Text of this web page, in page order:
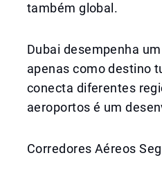
também global.
Dubai desempenha
apenas como destino
conecta diferentes
aeroportos é um
Corredores Aéreos